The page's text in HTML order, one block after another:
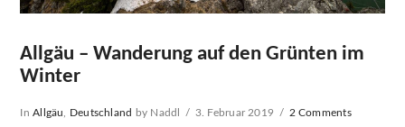
Allgäu – Wanderung auf den Grünten im
Winter
InAllgäu Deutschland by Naddl 3. Februar 2019 2 Comments